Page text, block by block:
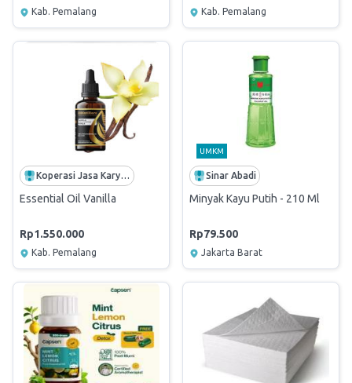
Kab. Pemalang Kab. Pemalang
Koperasi Jasa Karyawan PPCI
Essential Oil Vanilla
Rp1.550.000
Kab. Pemalang
UMKM
Sinar Abadi
Minyak Kayu Putih - 210 Ml
Rp79.500
Jakarta Barat